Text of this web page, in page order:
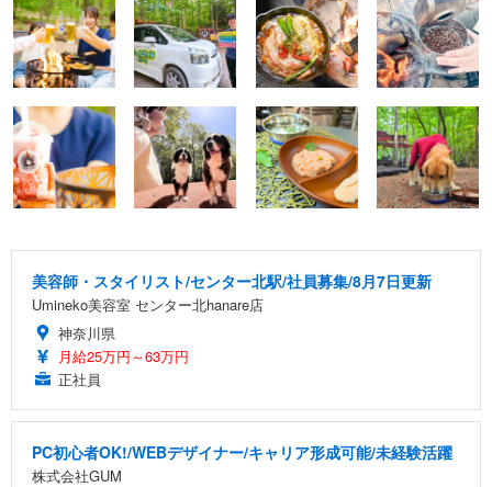
美容師・スタイリスト/センター北駅/社員募集/8月7日更新
Umineko美容室 センター北hanare店
神奈川県
月給25万円～63万円
正社員
PC初心者OK!/WEBデザイナー/キャリア形成可能/未経験活躍
株式会社GUM